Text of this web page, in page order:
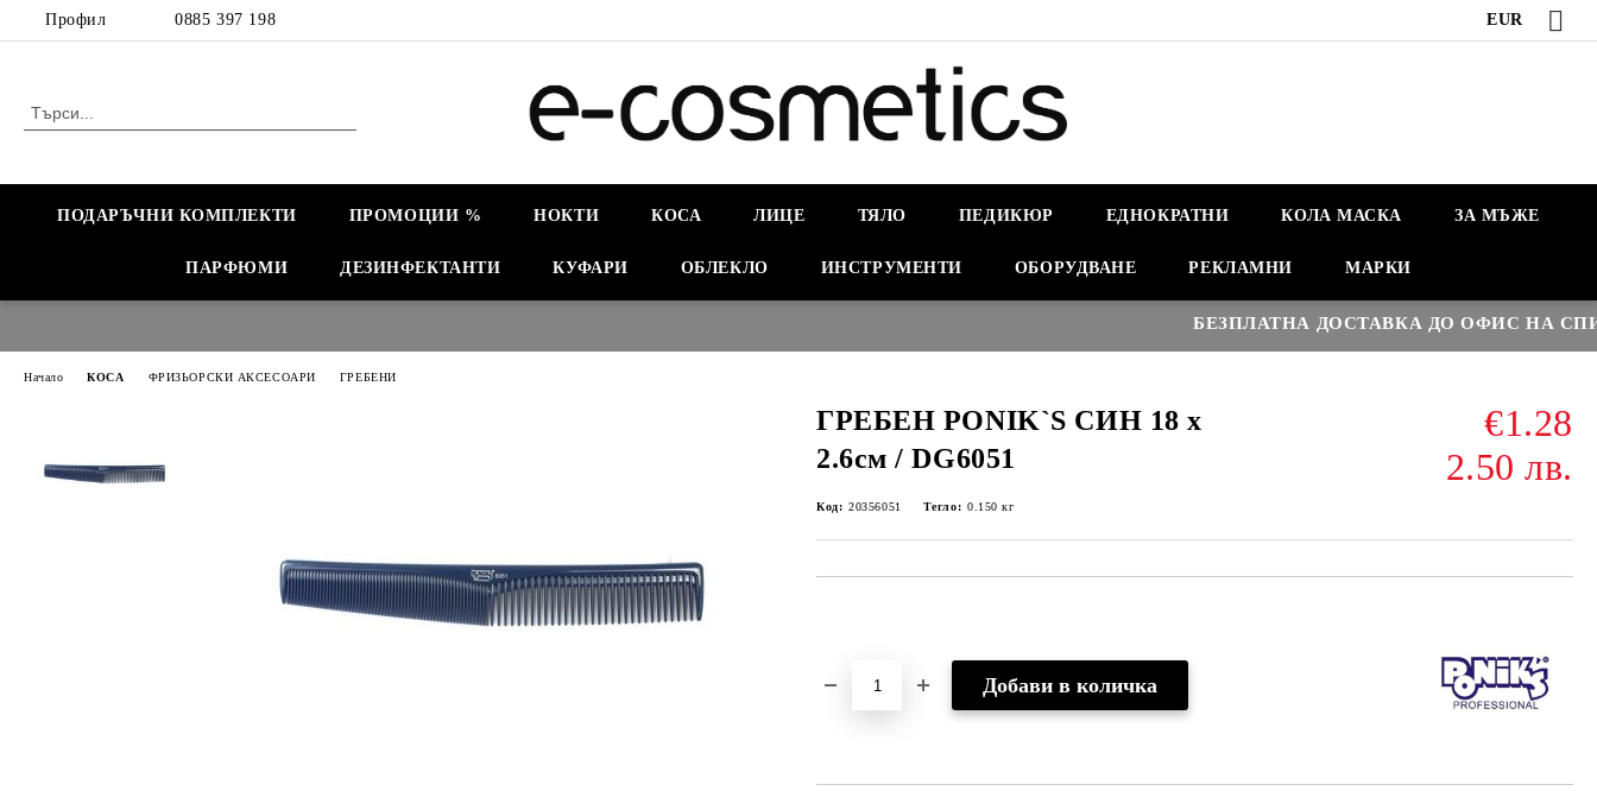
Профил 0885 397 198 EUR
ПОДАРЪЧНИ КОМПЛЕКТИ ПРОМОЦИИ % НОКТИ КОСА ЛИЦЕ ТЯЛО ПЕДИКЮР ЕДНОКРАТНИ КОЛА МАСКА ЗА МЪЖЕ
ПАРФЮМИ ДЕЗИНФЕКТАНТИ КУФАРИ ОБЛЕКЛО ИНСТРУМЕНТИ ОБОРУДВАНЕ РЕКЛАМНИ МАРКИ
БЕЗПЛАТНА ДОСТАВКА ДО ОФИС НА
Начало КОСА ФРИЗЬОРСКИ АКСЕСОАРИ ГРЕБЕНИ
ГРЕБЕН PONIK`S СИН 18 x
2.6см / DG6051
€1.28
2.50 лв.
Код: 20356051 Тегло: 0.150 кг